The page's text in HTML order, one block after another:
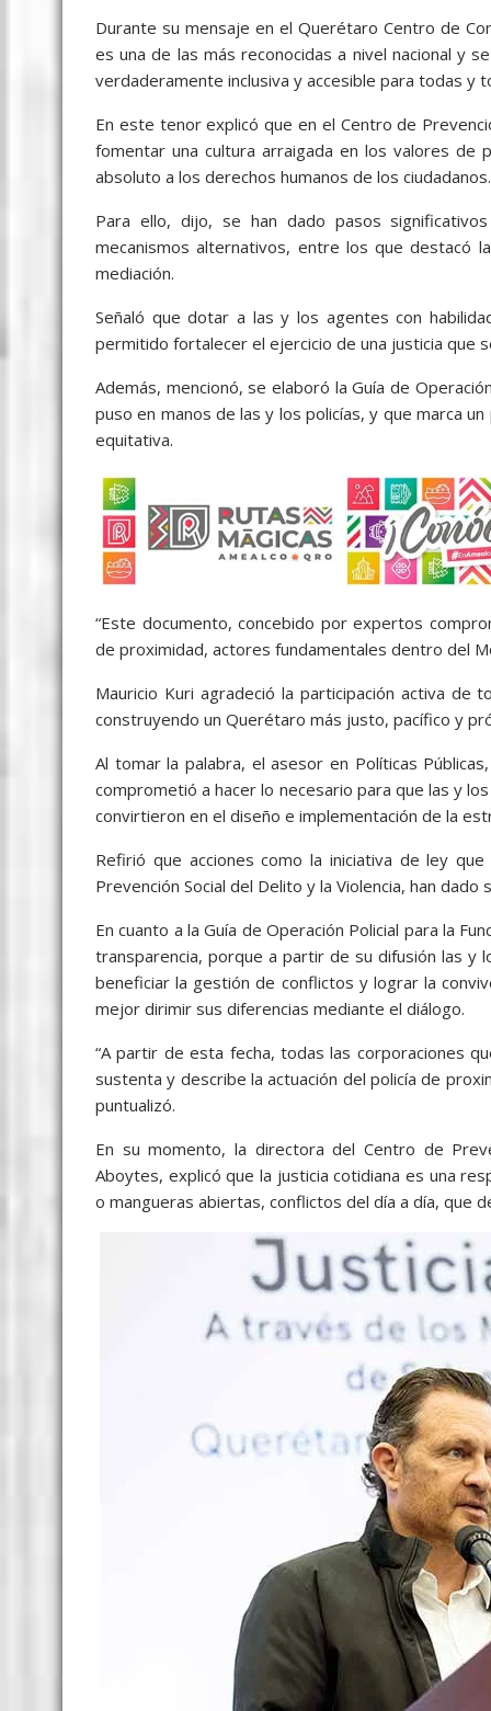
Durante su mensaje en el Querétaro Centro de
es una de las más reconocidas a nivel nacional y
verdaderamente inclusiva y accesible para todas y
En este tenor explicó que en el Centro de
fomentar una cultura arraigada en los valores
absoluto a los derechos humanos de los ciudadanos.
Para ello, dijo, se han dado pasos
mecanismos alternativos, entre los que destacó
mediación.
Señaló que dotar a las y los agentes con
permitido fortalecer el ejercicio de una justicia que
Además, mencionó, se elaboró la Guía de
puso en manos de las y los policías, y que marca
equitativa.
“Este documento, concebido por expertos
de proximidad, actores fundamentales dentro del
Mauricio Kuri agradeció la participación activa
construyendo un Querétaro más justo, pacífico y
Al tomar la palabra, el asesor en Políticas
comprometió a hacer lo necesario para que las y
convirtieron en el diseño e implementación de la
Refirió que acciones como la iniciativa de ley
Prevención Social del Delito y la Violencia, han
En cuanto a la Guía de Operación Policial para la
transparencia, porque a partir de su difusión las y
beneficiar la gestión de conflictos y lograr la
mejor dirimir sus diferencias mediante el diálogo.
“A partir de esta fecha, todas las corporaciones
sustenta y describe la actuación del policía de
puntualizó.
En su momento, la directora del Centro de
Aboytes, explicó que la justicia cotidiana es una
o mangueras abiertas, conflictos del día a día, que